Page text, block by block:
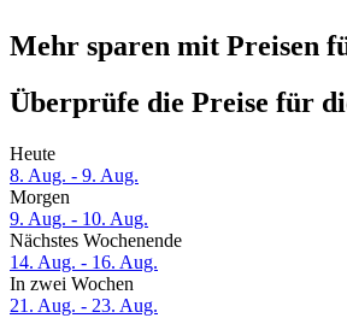
Mehr sparen mit Preisen
Überprüfe die Preise für
Heute
8. Aug. - 9. Aug.
Morgen
9. Aug. - 10. Aug.
Nächstes Wochenende
14. Aug. - 16. Aug.
In zwei Wochen
21. Aug. - 23. Aug.